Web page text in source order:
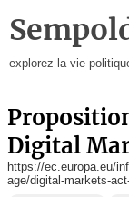
explorez la vie
proposition de loi européenne «
Digital
https://ec.europa.eu/
age/digital-markets-